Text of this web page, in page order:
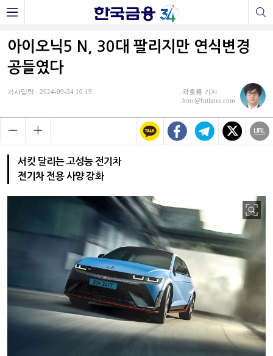
아이오닉5 N, 30대 팔리지만 연식변경
공들였다
기사입력 : 2024-09-24 10:19
곽호룡 기자
horr@fntimes.com
서킷 달리는 고성능 전기차
전기차 전용 사양 강화